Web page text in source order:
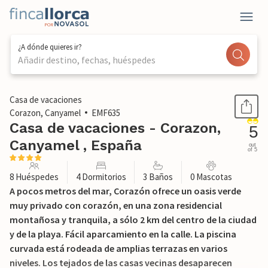
¿A dónde quieres ir?
Añadir destino, fechas, huéspedes
1 / 42
Casa de vacaciones
Corazon, Canyamel
EMF635
Casa de vacaciones - Corazon,
Canyamel , España
5
out
of 5
8 Huéspedes 4 Dormitorios 3 Baños 0 Mascotas
A pocos metros del mar, Corazón ofrece un oasis verde
muy privado con corazón, en una zona residencial
montañosa y tranquila, a sólo 2 km del centro de la ciudad
y de la playa. Fácil aparcamiento en la calle. La piscina
curvada está rodeada de amplias terrazas en varios
niveles. Los tejados de las casas vecinas desaparecen